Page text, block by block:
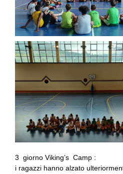
3 giorno Viking’s Camp :
i ragazzi hanno alzato